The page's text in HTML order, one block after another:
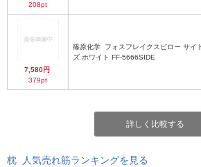
208pt
7,580円
379pt
篠原化学
ズ ホワイト FF-5666SIDE
詳しく比較する
枕 人気売れ筋ランキングを見る